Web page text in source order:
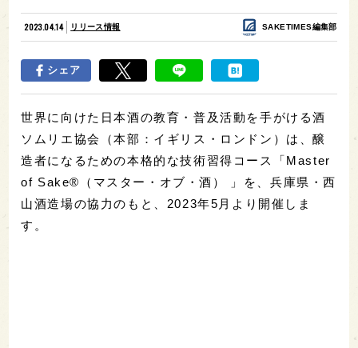
2023.04.14 リリース情報 SAKETIMES編集部
シェア
世界に向けた日本酒の教育・普及活動を手がける酒
ソムリエ協会（本部：イギリス・ロンドン）は、醸
造者になるための本格的な技術習得コース「Master
of Sake®（マスター・オブ・酒） 」を、兵庫県・西
山酒造場の協力のもと、2023年5月より開催しま
す。